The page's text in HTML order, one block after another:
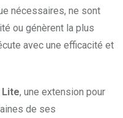
nécessaires, ne sont
ou génèrent la plus
avec une efficacité et
Lite, une extension pour
de ses